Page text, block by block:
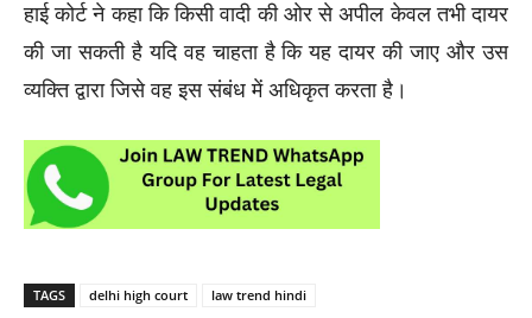
हाई कोर्ट ने कहा कि किसी वादी की ओर से अपील केवल तभी दायर
की जा सकती है यदि वह चाहता है कि यह दायर की जाए और उस
व्यक्ति द्वारा जिसे वह इस संबंध में अधिकृत करता है।
TAGS delhi high court law trend hindi